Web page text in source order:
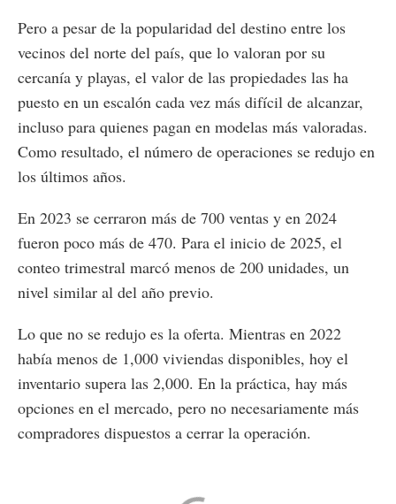
Pero a pesar de la popularidad del destino entre los
vecinos del norte del país, que lo valoran por su
cercanía y playas, el valor de las propiedades las ha
puesto en un escalón cada vez más difícil de alcanzar,
incluso para quienes pagan en modelas más valoradas.
Como resultado, el número de operaciones se redujo en
los últimos años.
En 2023 se cerraron más de 700 ventas y en 2024
fueron poco más de 470. Para el inicio de 2025, el
conteo trimestral marcó menos de 200 unidades, un
nivel similar al del año previo.
Lo que no se redujo es la oferta. Mientras en 2022
había menos de 1,000 viviendas disponibles, hoy el
inventario supera las 2,000. En la práctica, hay más
opciones en el mercado, pero no necesariamente más
compradores dispuestos a cerrar la operación.